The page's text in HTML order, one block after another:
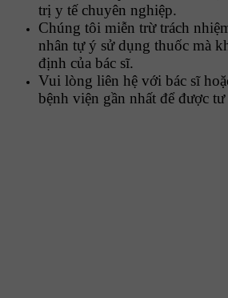
trị y tế chuyên nghiệp.
Chúng tôi miễn trừ trách
nhân tự ý sử dụng thuốc mà
định của bác sĩ.
Vui lòng liên hệ với bác sĩ
bệnh viện gần nhất để được tư